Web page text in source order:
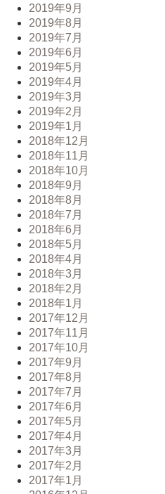
2019年9月
2019年8月
2019年7月
2019年6月
2019年5月
2019年4月
2019年3月
2019年2月
2019年1月
2018年12月
2018年11月
2018年10月
2018年9月
2018年8月
2018年7月
2018年6月
2018年5月
2018年4月
2018年3月
2018年2月
2018年1月
2017年12月
2017年11月
2017年10月
2017年9月
2017年8月
2017年7月
2017年6月
2017年5月
2017年4月
2017年3月
2017年2月
2017年1月